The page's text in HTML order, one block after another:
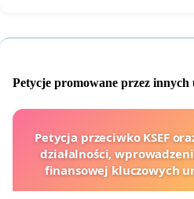
Petycje promowane przez
Petycja przeciwko KSEF
działalności,
finansowej kluczowych